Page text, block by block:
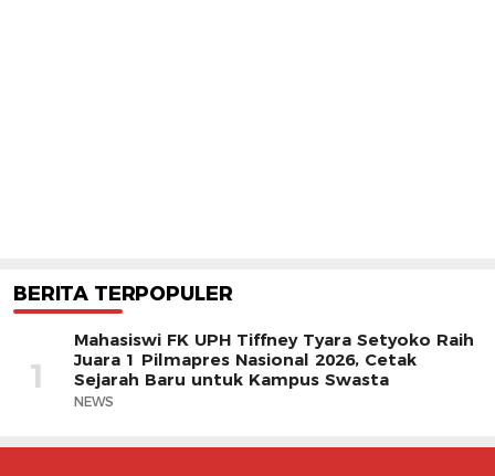
BERITA TERPOPULER
1
Mahasiswi FK UPH Tiffney Tyara Setyoko Raih
Juara 1 Pilmapres Nasional 2026, Cetak
Sejarah Baru untuk Kampus Swasta
NEWS